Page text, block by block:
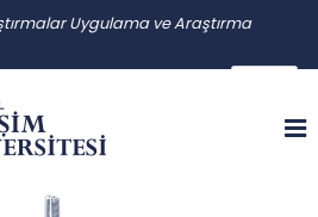
Uygulama ve Araştırma